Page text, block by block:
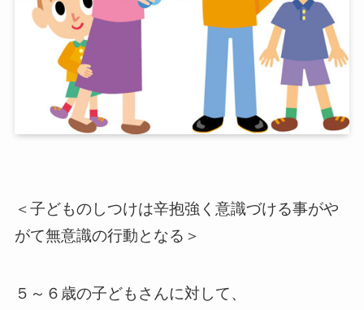
＜子どものしつけは辛抱強く意識づける事がや
がて無意識の行動となる＞
５～６歳の子どもさんに対して、